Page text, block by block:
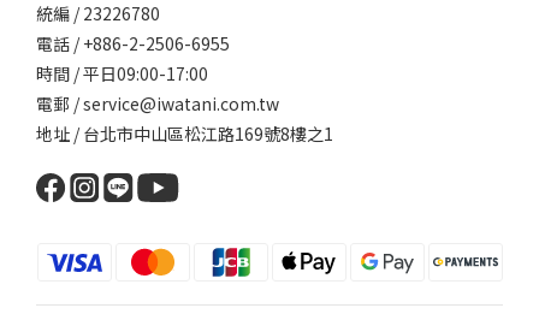
統編 / 23226780
電話 / +886-2-2506-6955
時間 / 平日09:00-17:00
電郵 / service@iwatani.com.tw
地址 / 台北市中山區松江路169號8樓之1